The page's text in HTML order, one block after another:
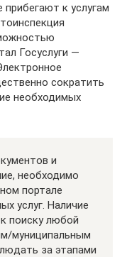
к услугам
Госуслуги —
сократить
необходимых
и
необходимо
портале
услуг. Наличие
поиску любой
муниципальным
за этапами